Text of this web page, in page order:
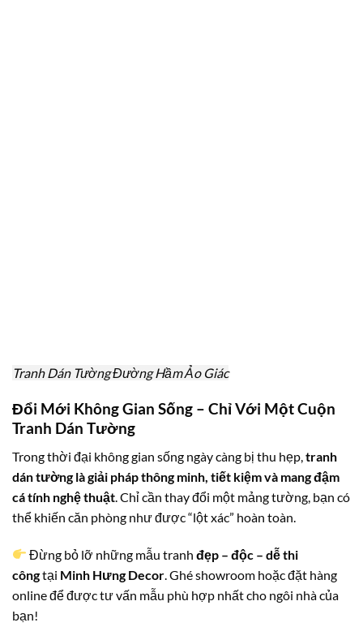
Tranh Dán Tường Đường Hầm Ảo Giác
Đổi Mới Không Gian Sống – Chỉ Với Một Cuộn
Tranh Dán Tường
Trong thời đại không gian sống ngày càng bị thu hẹp,tranh
dán tường là giải pháp thông minh, tiết kiệm và mang đậm
cá tính nghệ thuật. Chỉ cần thay đổi một mảng tường, bạn có
thể khiến căn phòng như được “lột xác” hoàn toàn.
Đừng bỏ lỡ những mẫu tranhđẹp – độc – dễ thi
côngtại Minh Hưng Decor. Ghé showroom hoặc đặt hàng
online để được tư vấn mẫu phù hợp nhất cho ngôi nhà của
bạn!